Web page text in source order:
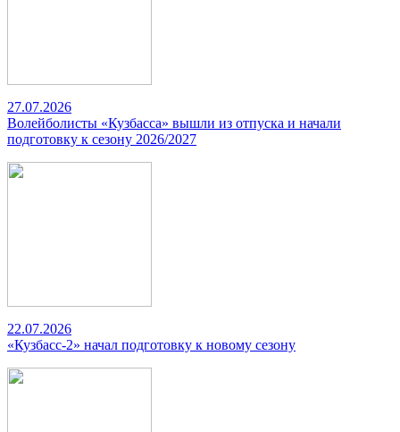
27.07.2026
Волейболисты «Кузбасса» вышли из отпуска и начали
подготовку к сезону 2026/2027
22.07.2026
«Кузбасс-2» начал подготовку к новому сезону